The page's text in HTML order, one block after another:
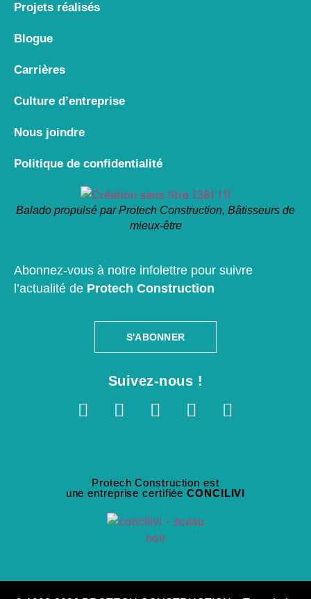
Projets réalisés
Blogue
Carrières
Culture d’entreprise
Nous joindre
Politique de confidentialité
Balado propulsé par Protech Construction, Bâtisseurs de
mieux-être
Abonnez-vous à notre infolettre pour suivre
l’actualité de Protech Construction
S'ABONNER
Suivez-nous !
Protech Construction est
une entreprise certifiéeCONCILIVI